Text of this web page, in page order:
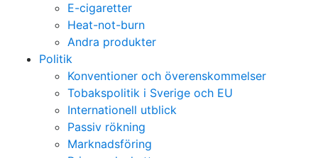
E-cigaretter
Heat-not-burn
Andra produkter
Politik
Konventioner och överenskommelser
Tobakspolitik i Sverige och EU
Internationell utblick
Passiv rökning
Marknadsföring